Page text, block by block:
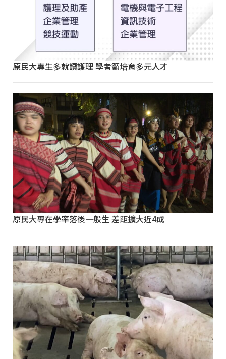
原民大專生多就讀護理 學者籲培育多元人才
原民大專在學率落後一般生 差距擴大近4成